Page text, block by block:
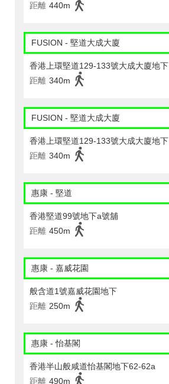
距離 440m
FUSION - 堅道大成大廈
香港上環堅道129-133號大成大廈地下
距離 340m
FUSION - 堅道大成大廈
香港上環堅道129-133號大成大廈地下
距離 340m
惠康 - 堅道
香港堅道99號地下a號舖
距離 450m
惠康 - 嘉威花園
般含道1號嘉威花園地下
距離 250m
惠康 - 怡基閣
香港半山般咸道怡基閣地下62-62a
距離 490m